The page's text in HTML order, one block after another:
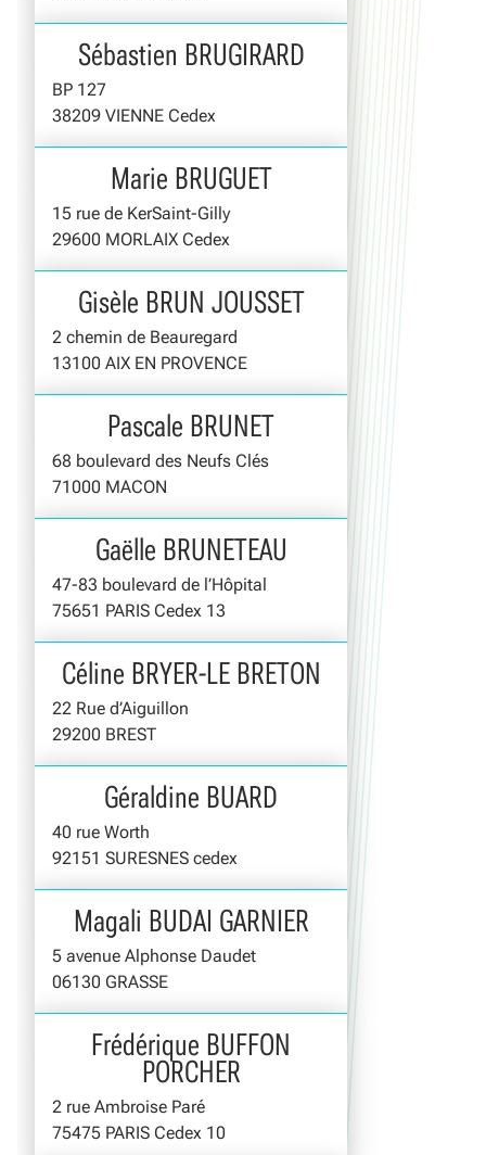
Sébastien BRUGIRARD
BP 127
38209 VIENNE Cedex
Marie BRUGUET
15 rue de KerSaint-Gilly
29600 MORLAIX Cedex
Gisèle BRUN JOUSSET
2 chemin de Beauregard
13100 AIX EN PROVENCE
Pascale BRUNET
68 boulevard des Neufs Clés
71000 MACON
Gaëlle BRUNETEAU
47-83 boulevard de l’Hôpital
75651 PARIS Cedex 13
Céline BRYER-LE BRETON
22 Rue d’Aiguillon
29200 BREST
Géraldine BUARD
40 rue Worth
92151 SURESNES cedex
Magali BUDAI GARNIER
5 avenue Alphonse Daudet
06130 GRASSE
Frédérique BUFFON
PORCHER
2 rue Ambroise Paré
75475 PARIS Cedex 10